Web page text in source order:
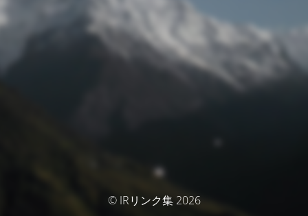
© IRリンク集 2026